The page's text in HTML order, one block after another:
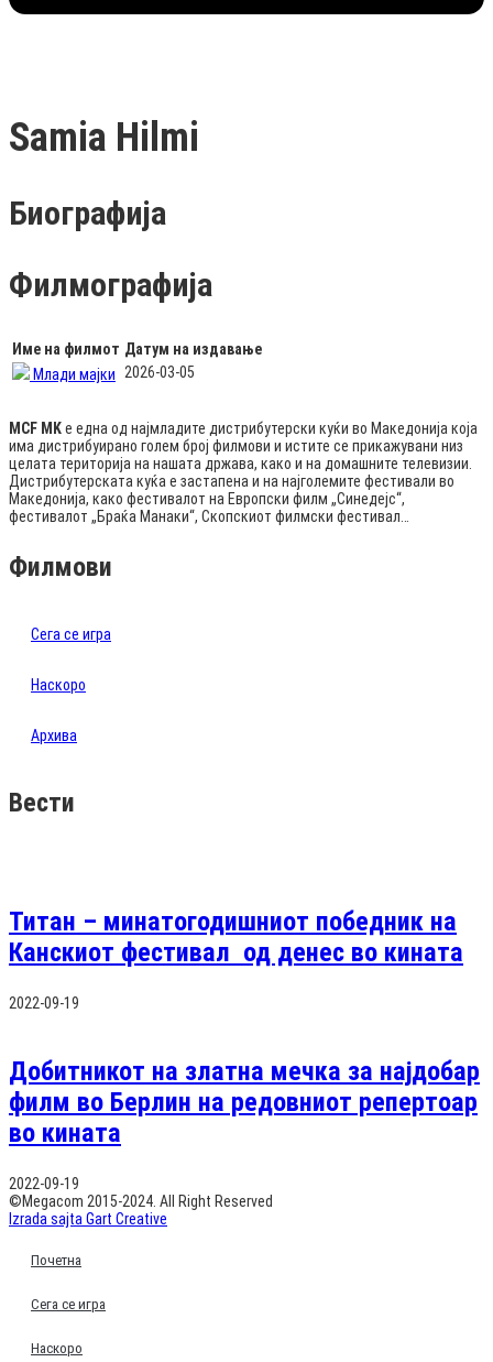
Samia Hilmi
Биографија
Филмографија
Име на филмот Датум на издавање
Млади мајки
2026-03-05
MCF MKе една од најмладите дистрибутерски куќи во Македонија која
има дистрибуирано голем број филмови и истите се прикажувани низ
целата територија на нашата држава, како и на домашните телевизии.
Дистрибутерската куќа е застапена и на најголемите фестивали во
Македонија, како фестивалот на Европски филм „Синедејс“,
фестивалот „Браќа Манаки“, Скопскиот филмски фестивал…
Филмови
Сега се игра
Наскоро
Архива
Вести
Титан – минатогодишниот победник на
Канскиот фестивал од денес во кината
2022-09-19
Добитникот на златна мечка за најдобар
филм во Берлин на редовниот репертоар
во кината
2022-09-19
©Megacom 2015-2024. All Right Reserved
Izrada sajta Gart Creative
Почетна
Сега се игра
Наскоро